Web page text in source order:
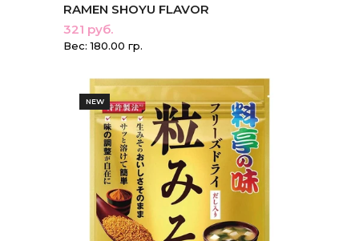
RAMEN SHOYU FLAVOR
321 руб.
Вес: 180.00 гр.
NEW